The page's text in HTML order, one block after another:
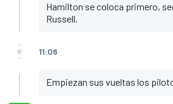
Hamilton se coloca primero,
Russell.
11:06
Empiezan sus vueltas los